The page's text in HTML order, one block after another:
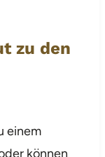
zu den
einem
können